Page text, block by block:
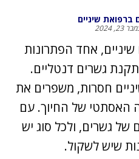
ברפואת שיניים
23, 2024
אחד הפתרונות
גשרים דנטליים.
חסרות, משפרים את
האסתטי של החיוך. עם
של גשרים, ולכל סוג יש
שיש לשקול.